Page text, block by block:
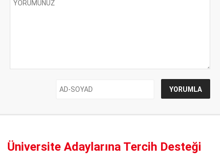
Üniversite Adaylarına Tercih Desteği